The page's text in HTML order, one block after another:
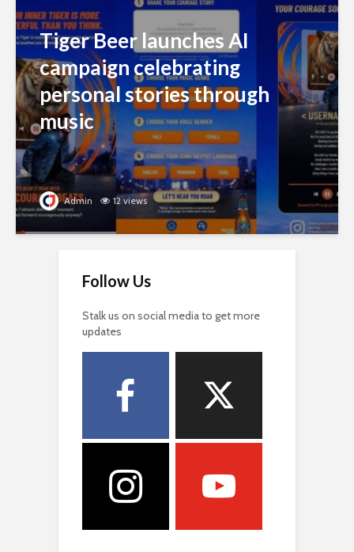
Tiger Beer launches AI
campaign celebrating
personal stories through
music
Admin 12 views
Follow Us
Stalk us on social media to get more
updates